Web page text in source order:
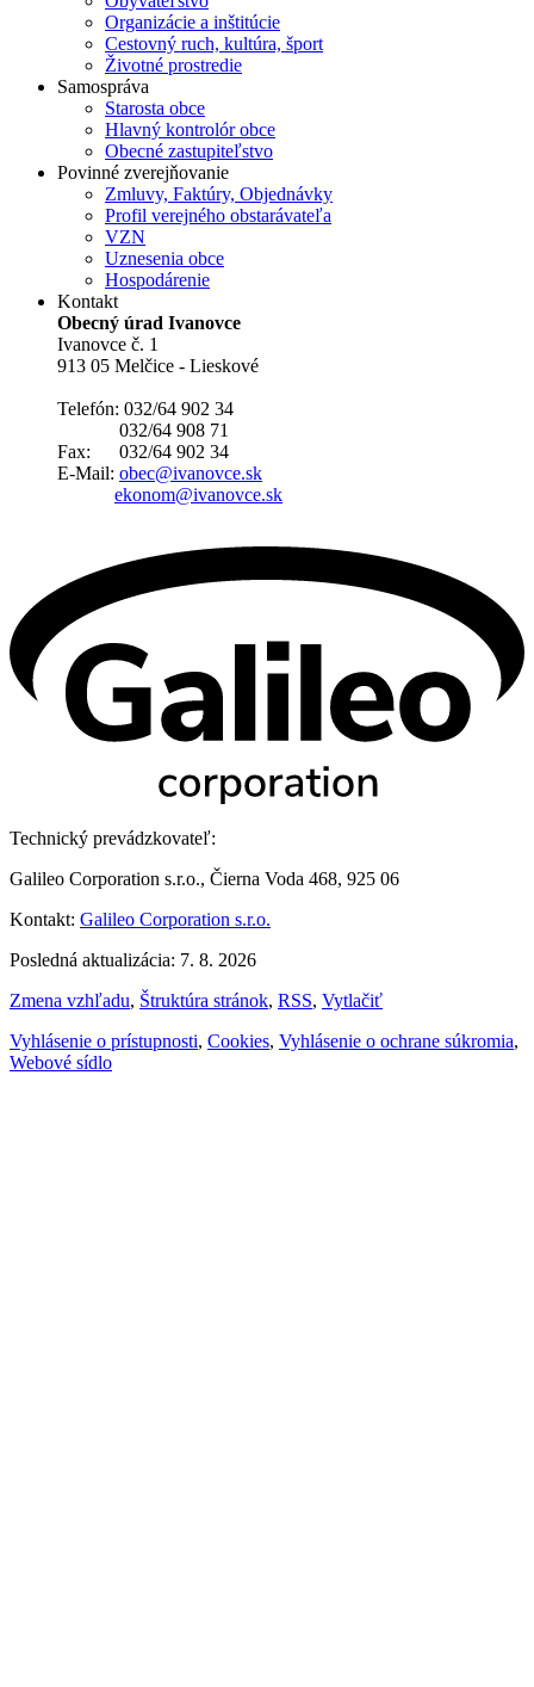
Organizácie a inštitúcie
Cestovný ruch, kultúra, šport
Životné prostredie
Samospráva
Starosta obce
Hlavný kontrolór obce
Obecné zastupiteľstvo
Povinné zverejňovanie
Zmluvy, Faktúry, Objednávky
Profil verejného obstarávateľa
VZN
Uznesenia obce
Hospodárenie
Kontakt
Obecný úrad Ivanovce
Ivanovce č. 1
913 05 Melčice - Lieskové
Telefón: 032/64 902 34
032/64 908 71
Fax: 032/64 902 34
E-Mail: obec@ivanovce.sk
ekonom@ivanovce.sk
Technický prevádzkovateľ:
Galileo Corporation s.r.o., Čierna Voda 468, 925 06
Kontakt: Galileo Corporation s.r.o.
Posledná aktualizácia: 7. 8. 2026
Zmena vzhľadu, Štruktúra stránok, RSS, Vytlačiť
Vyhlásenie o prístupnosti, Cookies, Vyhlásenie o ochrane súkromia,
Webové sídlo